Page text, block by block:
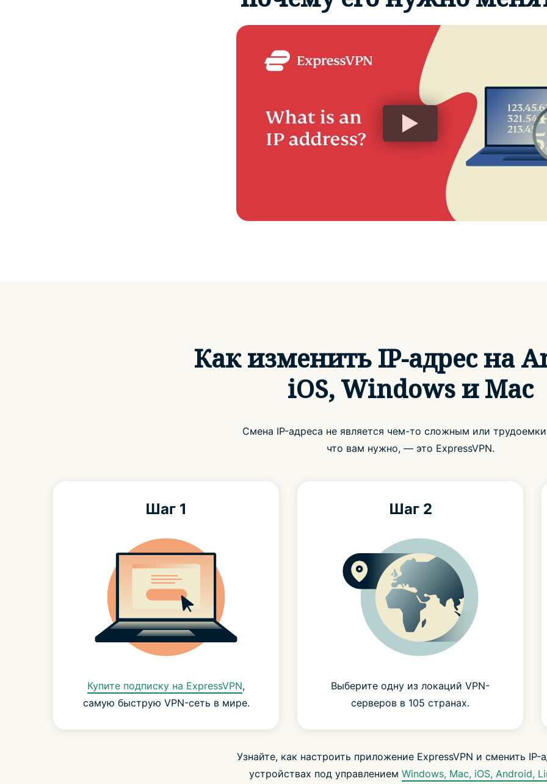
Как изменить IP-адрес на
iOS, Windows и Mac
Смена IP-адреса не является чем-то сложным или
что вам нужно, — это ExpressVPN.
Шаг 1
Купите подписку на ExpressVPN,
самую быструю VPN-сеть в мире.
Шаг 2
Выберите одну из локаций VPN-
серверов в 105 странах.
Узнайте, как настроить приложение ExpressVPN и сменить IP-
устройствах под управлением Windows, Mac, iOS, Android,